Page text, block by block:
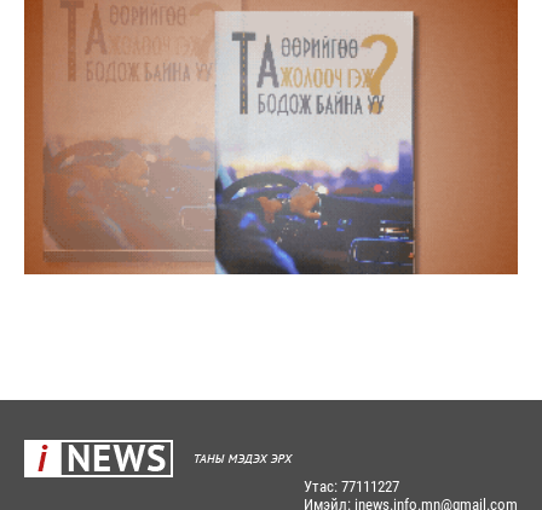
Утас: 77111227
Имэйл: inews.info.mn@gmail.com